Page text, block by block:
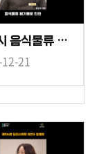
당진시 음식물류 폐기물 감량 정책 확대-한상화의원 5분 자유발언 쇼츠
21